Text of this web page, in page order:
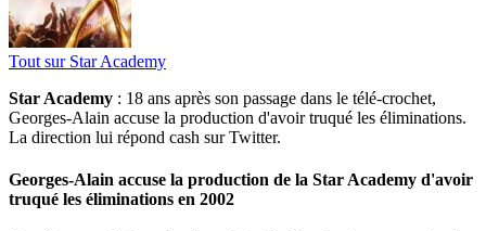
Tout sur Star Academy
Star Academy : 18 ans après son passage dans le télé-crochet,
Georges-Alain accuse la production d'avoir truqué les éliminations.
La direction lui répond cash sur Twitter.
Georges-Alain accuse la production de la Star Academy d'avoir
truqué les éliminations en 2002